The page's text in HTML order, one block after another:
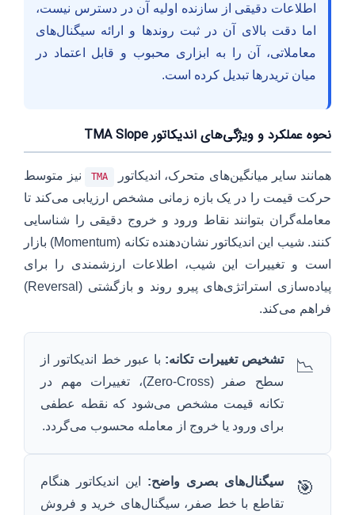
اطلاعات دقیقی از سازنده اولیه آن در دسترس نیست،
اما دقت بالای آن در ثبت روندها و ارائه سیگنال‌های
معاملاتی، آن را به ابزاری محبوب و قابل اعتماد در
میان تریدرها تبدیل کرده است.
نحوه عملکرد و ویژگی‌های اندیکاتور TMA Slope
همانند سایر میانگین‌های متحرک، اندیکاتور TMA
نیز متوسط
حرکت قیمت را در یک بازه زمانی مشخص ارزیابی می‌کند تا
معامله‌گران بتوانند نقاط ورود و خروج دقیقی را شناسایی
کنند. شیب این اندیکاتور نشان‌دهنده تکانه (Momentum) بازار
است و تغییرات این شیب، اطلاعات ارزشمندی را برای
پیاده‌سازی استراتژی‌های پیرو روند و بازگشتی (Reversal)
فراهم می‌کند.
📉 تشخیص تغییرات تکانه: با عبور خط اندیکاتور از
سطح صفر (Zero-Cross)، تغییرات مهم در
تکانه قیمت مشخص می‌شود که نقطه عطفی
برای ورود یا خروج از معامله محسوب می‌گردد.
🎯 سیگنال‌های بصری واضح: این اندیکاتور هنگام
تقاطع با خط صفر، سیگنال‌های خرید و فروش